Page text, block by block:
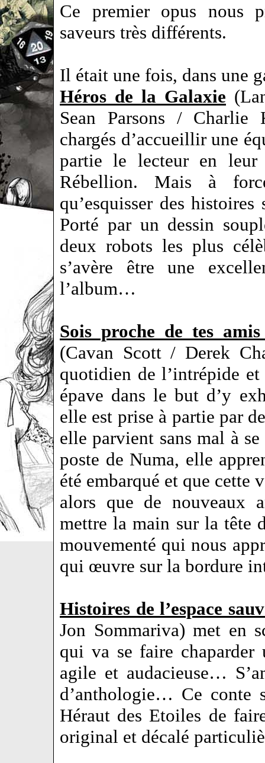
Ce premier opus nous
saveurs très différents.
Il était une fois, dans une
Héros de la Galaxie
Sean Parsons /
chargés d’accueillir une
partie le lecteur en leur
Rébellion. Mais à
qu’esquisser des
Porté par un dessin
deux robots les plus
s’avère être une
l’album…
Sois proche de tes
(Cavan Scott / Derek
quotidien de l’intrépide
épave dans le but d’y
elle est prise à partie par
elle parvient sans mal à
poste de Numa, elle
été embarqué et que cette
alors que de nouveaux
mettre la main sur la tête
mouvementé qui nous
qui œuvre sur la bordure
Histoires de l’espace
Jon Sommariva) met en
qui va se faire chaparder
agile et audacieuse…
d’anthologie… Ce conte
Héraut des Etoiles de
original et décalé